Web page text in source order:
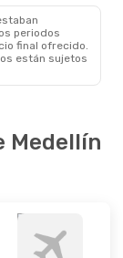
periodos
final ofrecido.
están sujetos
Medellín